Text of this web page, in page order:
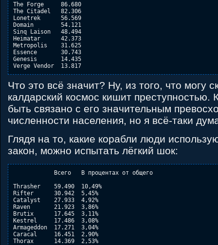
The Forge     86.680
The Citadel   82.306
Lonetrek      56.569
Domain        54.121
Sinq Laison   48.494
Heimatar      42.373
Metropolis    31.625
Essence       30.743
Genesis       14.435
Что это всё значит? Ну, из того, что могу
калдарский космос кишит преступностью.
быть связано с его значительным
численности населения, но я всё-таки
Глядя на то, какие корабли люди
закон, можно испытать лёгкий шок:
            Всего   В процентах от общего
Thrasher    59.490  10,49%
Rifter      30.942  5,45%
Catalyst    27.933  4,92%
Raven       21.923  3,86%
Brutix      17.645  3,11%
Kestrel     17.486  3,08%
Armageddon  17.271  3,04%
Caracal     16.451  2,90%
Thorax      14.369  2,53%